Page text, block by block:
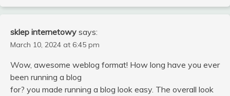
sklep internetowy says:
March 10, 2024 at 6:45 pm
Wow, awesome weblog format! How long have you ever
been running a blog
for? you made running a blog look easy. The overall look